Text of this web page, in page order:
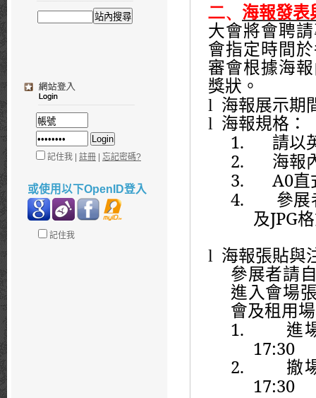
記住我 | 註冊 | 忘記密碼?
或使用以下OpenID登入
記住我
二、
海報發表
大會將會聘
會指定時間
審會根據海
獎狀。
l 海報展示期
l 海報規格：
1. 請以
2. 海報
3. A0直
4.
參展
及JPG
l 海報張貼與
參展者請
進入會場
會及租用
1. 進
17:30
2.
撤
17:30